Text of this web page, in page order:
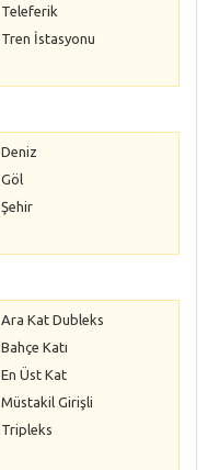
Teleferik
Tren İstasyonu
Deniz
Göl
Şehir
Ara Kat Dubleks
Bahçe Katı
En Üst Kat
Müstakil Girişli
Tripleks